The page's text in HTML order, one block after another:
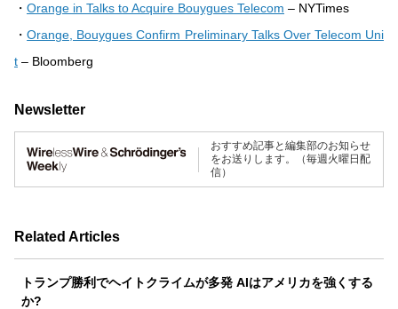
・ Orange in Talks to Acquire Bouygues Telecom – NYTimes
・Orange, Bouygues Confirm Preliminary Talks Over Telecom Uni
t – Bloomberg
Newsletter
おすすめ記事と編集部のお知らせ
をお送りします。（毎週火曜日配
信）
Related Articles
トランプ勝利でヘイトクライムが多発 AIはアメリカを強くする
か?